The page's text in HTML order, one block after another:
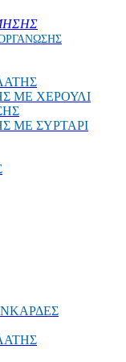
ΜΕ ΧΕΡΟΥΛΙ
ΜΕ ΣΥΡΤΑΡΙ